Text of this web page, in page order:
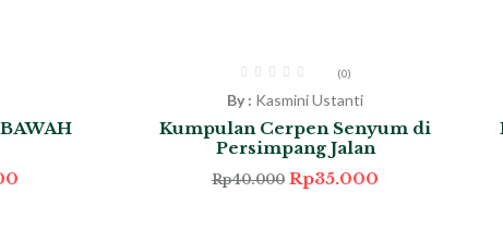
(0)
By : Kasmini Ustanti
Kumpulan Cerpen Senyum di
Persimpang Jalan
Rp40.000 Rp35.000